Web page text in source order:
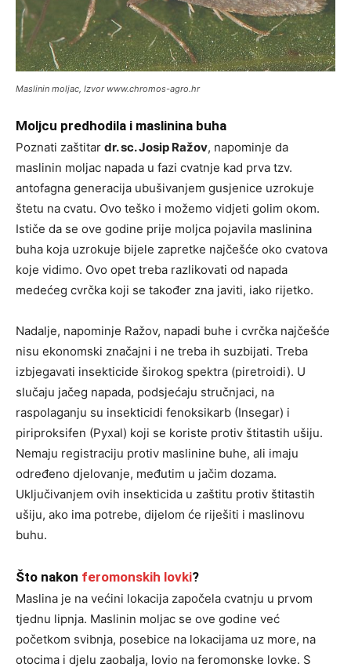
Maslinin moljac, Izvor www.chromos-agro.hr
Moljcu predhodila i maslinina buha
Poznati zaštitar dr. sc. Josip Ražov, napominje da
maslinin moljac napada u fazi cvatnje kad prva tzv.
antofagna generacija ubušivanjem gusjenice uzrokuje
štetu na cvatu. Ovo teško i možemo vidjeti golim okom.
Ističe da se ove godine prije moljca pojavila maslinina
buha koja uzrokuje bijele zapretke najčešće oko cvatova
koje vidimo. Ovo opet treba razlikovati od napada
medećeg cvrčka koji se također zna javiti, iako rijetko.
Nadalje, napominje Ražov, napadi buhe i cvrčka najčešće
nisu ekonomski značajni i ne treba ih suzbijati. Treba
izbjegavati insekticide širokog spektra (piretroidi). U
slučaju jačeg napada, podsjećaju stručnjaci, na
raspolaganju su insekticidi fenoksikarb (Insegar) i
piriproksifen (Pyxal) koji se koriste protiv štitastih ušiju.
Nemaju registraciju protiv maslinine buhe, ali imaju
određeno djelovanje, međutim u jačim dozama.
Uključivanjem ovih insekticida u zaštitu protiv štitastih
ušiju, ako ima potrebe, dijelom će riješiti i maslinovu
buhu.
Što nakon feromonskih lovki?
Maslina je na većini lokacija započela cvatnju u prvom
tjednu lipnja. Maslinin moljac se ove godine već
početkom svibnja, posebice na lokacijama uz more, na
otocima i djelu zaobalja, lovio na feromonske lovke. S